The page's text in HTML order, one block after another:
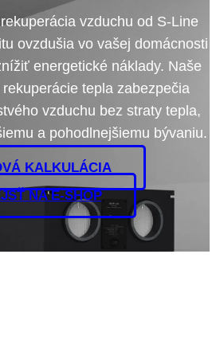
vzduchu od S-Line
ovzdušia vo vašej domácnosti
energetické náklady. Naše
tepla zabezpečia
vzduchu bez straty tepla,
a pohodlnejšiemu bývaniu.
KALKULÁCIA
NA E-SHOP